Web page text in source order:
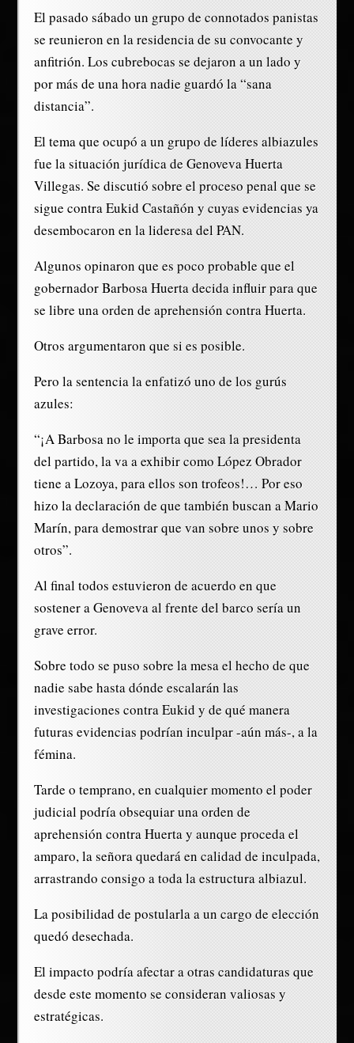
El pasado sábado un grupo de connotados panistas
se reunieron en la residencia de su convocante y
anfitrión. Los cubrebocas se dejaron a un lado y
por más de una hora nadie guardó la “sana
distancia”.
El tema que ocupó a un grupo de líderes albiazules
fue la situación jurídica de Genoveva Huerta
Villegas. Se discutió sobre el proceso penal que se
sigue contra Eukid Castañón y cuyas evidencias ya
desembocaron en la lideresa del PAN.
Algunos opinaron que es poco probable que el
gobernador Barbosa Huerta decida influir para que
se libre una orden de aprehensión contra Huerta.
Otros argumentaron que si es posible.
Pero la sentencia la enfatizó uno de los gurús
azules:
“¡A Barbosa no le importa que sea la presidenta
del partido, la va a exhibir como López Obrador
tiene a Lozoya, para ellos son trofeos!… Por eso
hizo la declaración de que también buscan a Mario
Marín, para demostrar que van sobre unos y sobre
otros”.
Al final todos estuvieron de acuerdo en que
sostener a Genoveva al frente del barco sería un
grave error.
Sobre todo se puso sobre la mesa el hecho de que
nadie sabe hasta dónde escalarán las
investigaciones contra Eukid y de qué manera
futuras evidencias podrían inculpar -aún más-, a la
fémina.
Tarde o temprano, en cualquier momento el poder
judicial podría obsequiar una orden de
aprehensión contra Huerta y aunque proceda el
amparo, la señora quedará en calidad de inculpada,
arrastrando consigo a toda la estructura albiazul.
La posibilidad de postularla a un cargo de elección
quedó desechada.
El impacto podría afectar a otras candidaturas que
desde este momento se consideran valiosas y
estratégicas.